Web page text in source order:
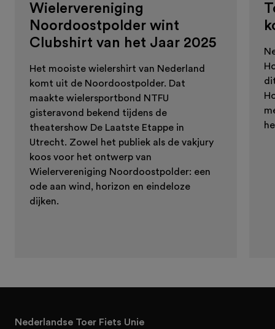
Wielervereniging
Noordoostpolder wint
Clubshirt van het Jaar 2025
Het mooiste wielershirt van Nederland
komt uit de Noordoostpolder. Dat
maakte wielersportbond NTFU
gisteravond bekend tijdens de
theatershow De Laatste Etappe in
Utrecht. Zowel het publiek als de vakjury
koos voor het ontwerp van
Wielervereniging Noordoostpolder: een
ode aan wind, horizon en eindeloze
dijken.
Nederlandse Toer Fiets Unie